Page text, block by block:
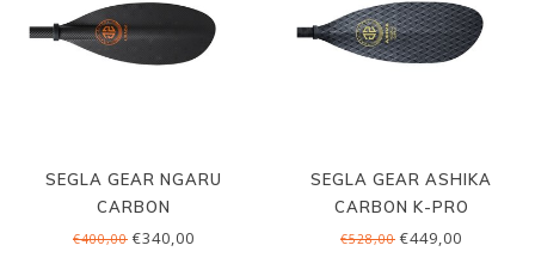
SEGLA GEAR NGARU
CARBON
€400,00 €340,00
SEGLA GEAR ASHIKA
CARBON K-PRO
€528,00 €449,00